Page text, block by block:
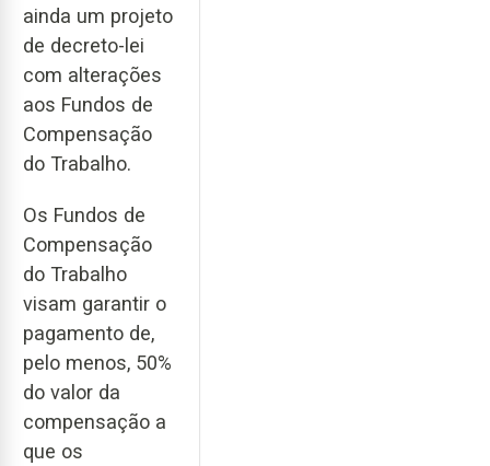
ainda um projeto
de decreto-lei
com alterações
aos Fundos de
Compensação
do Trabalho.
Os Fundos de
Compensação
do Trabalho
visam garantir o
pagamento de,
pelo menos, 50%
do valor da
compensação a
que os